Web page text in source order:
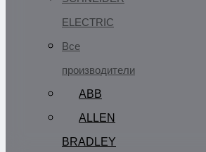
ELECTRIC
Все
производители
ABB
ALLEN
BRADLEY